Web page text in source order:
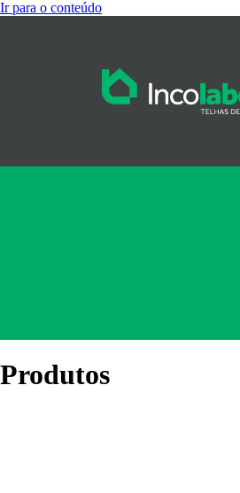
Ir para o conteúdo
Produtos